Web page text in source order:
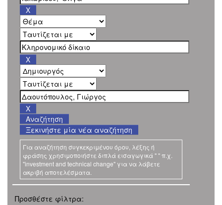
Ξεκινήστε μία νέα αναζήτηση
Για αναζήτηση συγκεκριμένου όρου, λέξης ή
φράσης χρησιμοποιήστε διπλά εισαγωγικά " " π.χ.
"investment and technical change" για να λάβετε
ακριβή αποτελέσματα.
Προσθέστε φίλτρα: